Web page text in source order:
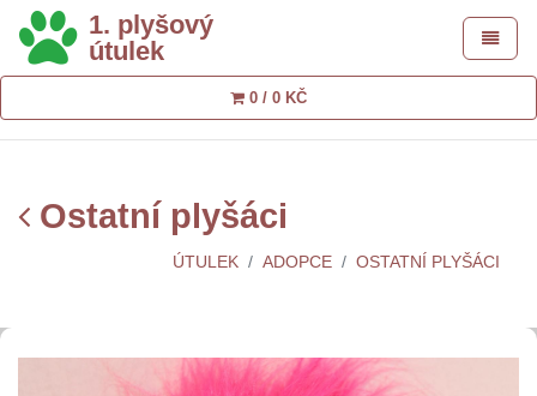
1. plyšový
útulek
Toggle
0 / 0 KČ
Ostatní plyšáci
ÚTULEK ADOPCE OSTATNÍ PLYŠÁCI